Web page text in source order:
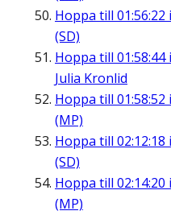
Hoppa till 01:56:22
(SD)
Hoppa till 01:58:44i
Julia Kronlid
Hoppa till 01:58:52
(MP)
Hoppa till 02:12:18
(SD)
Hoppa till 02:14:20
(MP)